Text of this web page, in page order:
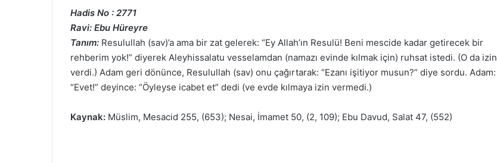
Hadis No : 2771
Ravi: Ebu Hüreyre
Tanım: Resulullah (sav)’a ama bir zat gelerek: “Ey Allah’ın Resulü! Beni mescide kadar getirecek bir
rehberim yok!” diyerek Aleyhissalatu vesselamdan (namazı evinde kılmak için) ruhsat istedi. (O da izin
verdi.) Adam geri dönünce, Resulullah (sav) onu çağırtarak: “Ezanı işitiyor musun?” diye sordu. Adam:
“Evet!” deyince: “Öyleyse icabet et” dedi (ve evde kılmaya izin vermedi.)
Kaynak: Müslim, Mesacid 255, (653); Nesai, İmamet 50, (2, 109); Ebu Davud, Salat 47, (552)